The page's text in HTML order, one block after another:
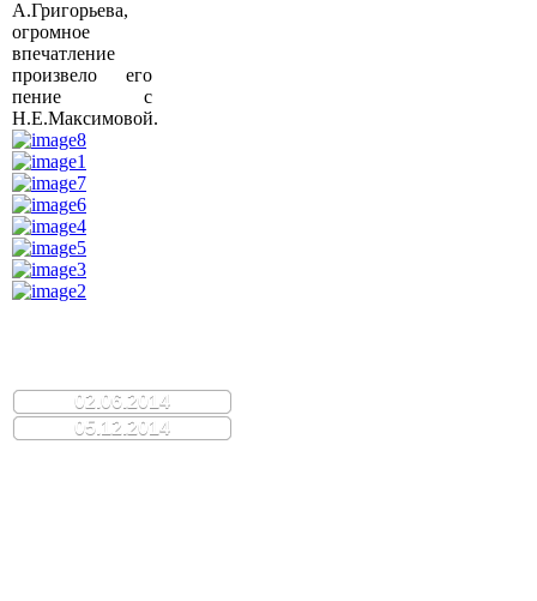
А.Григорьева,
огромное
впечатление
произвело его
пение с
Н.Е.Максимовой.
02.06.2014
05.12.2014